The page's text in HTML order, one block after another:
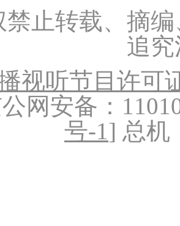
禁止转载、摘
追
视听节目许可
网安备：
号-1] 总机